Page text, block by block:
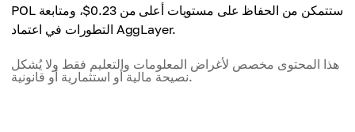
POL ستتمكن من الحفاظ على مستويات أعلى من 0.23$، ومتابعة
التطورات في اعتماد AggLayer.
هذا المحتوى مخصص لأغراض المعلومات والتعليم فقط ولا يُشكل
نصيحة مالية أو استثمارية أو قانونية.